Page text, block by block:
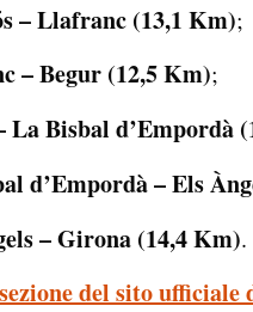
– Llafranc (13,1 Km);
– Begur (12,5 Km);
La Bisbal d’Empordà
d’Empordà – Els
– Girona (14,4 Km).
del sito ufficiale